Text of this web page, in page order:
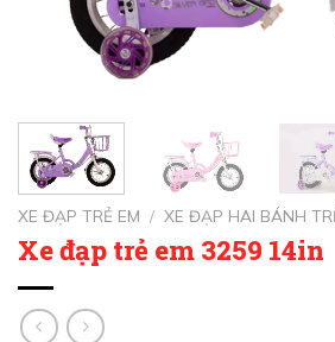
XE ĐẠP TRẺ EM / XE ĐẠP HAI BÁNH
Xe đạp trẻ em 3259 14in